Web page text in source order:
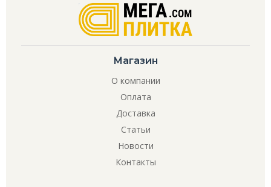
Магазин
О компании
Оплата
Доставка
Статьи
Новости
Контакты